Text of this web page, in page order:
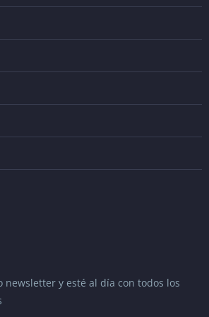
newsletter y esté al día con todos los